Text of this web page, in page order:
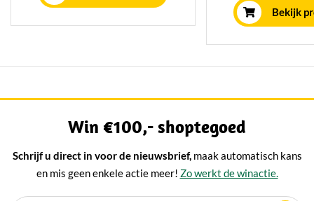
jong belegen
kruidig mild
Bekijk
Win €100,- shoptegoed
Schrijf u direct in voor de nieuwsbrief, maak automatisch kans
en mis geen enkele actie meer! Zo werkt de winactie.